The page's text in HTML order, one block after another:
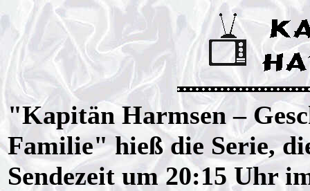
"Kapitän Harmsen –
Familie" hieß die Serie,
Sendezeit um 20:15 Uhr